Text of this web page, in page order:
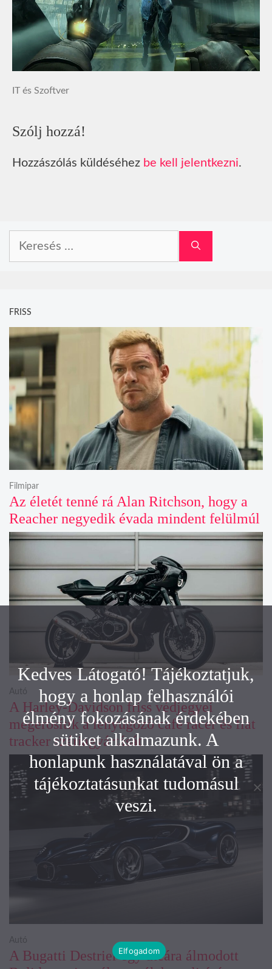
IT és Szoftver
Szólj hozzá!
Hozzászólás küldéséhez be kell jelentkezni.
FRISS
Az életét tenné rá Alan Ritchson, hogy a
Reacher negyedik évada mindent felülmúl
Filmipar
A Harley-Davidson friss védjegyei
megerősítik a lenyűgöző café racer és flat
tracker szériagyártását
Autó
A Bugatti Destrier egy utcára álmodott
Autó
Kedves Látogató! Tájékoztatjuk,
hogy a honlap felhasználói
élmény fokozásának érdekében
sütiket alkalmazunk. A
honlapunk használatával ön a
tájékoztatásunkat tudomásul
veszi.
Elfogadom